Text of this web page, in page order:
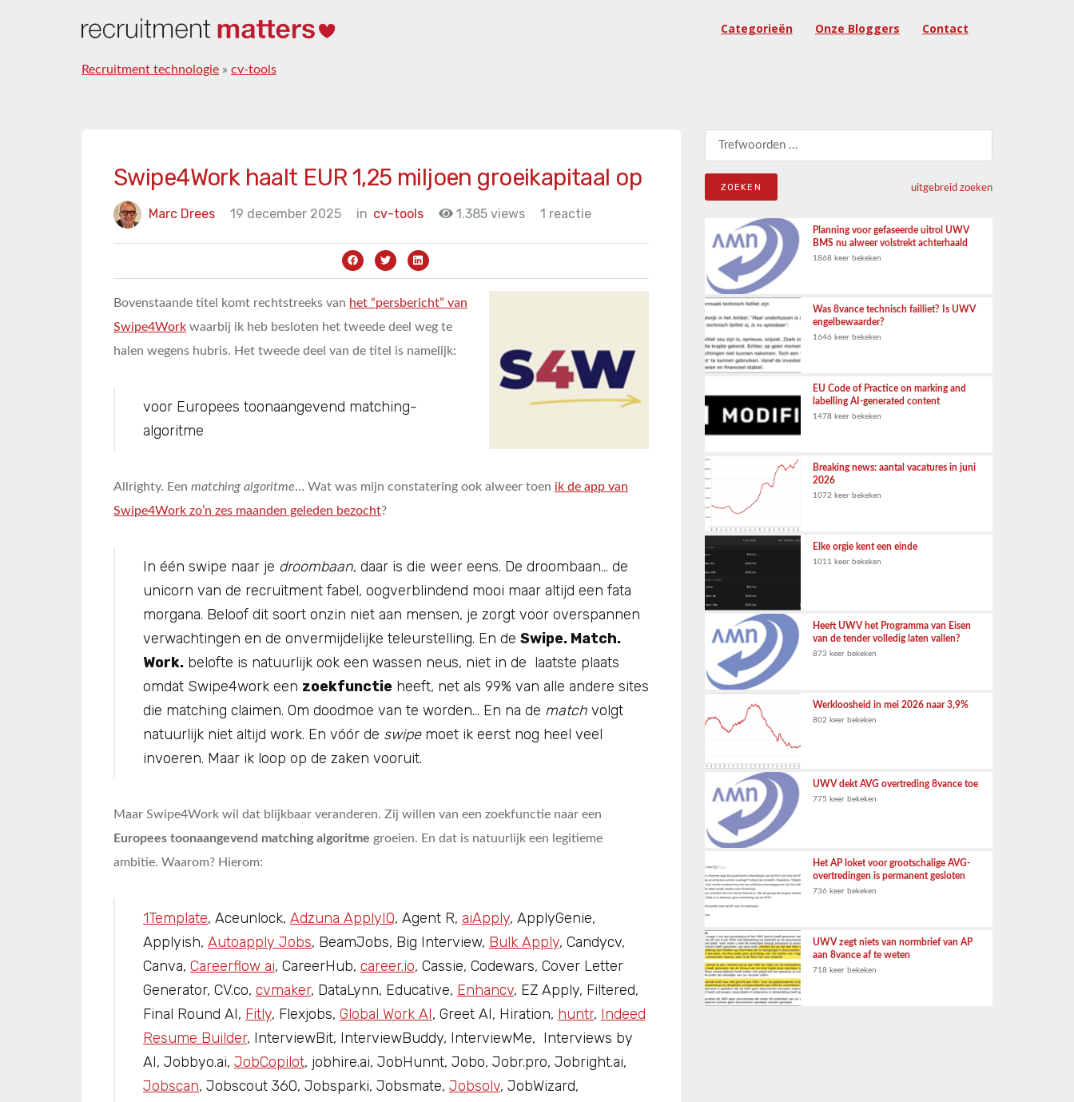
Categorieën Onze Bloggers Contact
Recruitment technologie » cv-tools
Swipe4Work haalt EUR 1,25 miljoen groeikapitaal op
Marc Drees 19 december 2025 in cv-tools 1.385 views 1 reactie
Bovenstaande titel komt rechtstreeks van het “persbericht” van
Swipe4Work waarbij ik heb besloten het tweede deel weg te
halen wegens hubris. Het tweede deel van de titel is namelijk:
voor Europees toonaangevend matching-
algoritme
Allrighty. Een matching algoritme… Wat was mijn constatering ook alweer toen ik de app van
Swipe4Work zo’n zes maanden geleden bezocht?
In één swipe naar je droombaan, daar is die weer eens. De droombaan… de
unicorn van de recruitment fabel, oogverblindend mooi maar altijd een fata
morgana. Beloof dit soort onzin niet aan mensen, je zorgt voor overspannen
verwachtingen en de onvermijdelijke teleurstelling. En de Swipe. Match.
Work. belofte is natuurlijk ook een wassen neus, niet in de laatste plaats
omdat Swipe4work een zoekfunctie heeft, net als 99% van alle andere sites
die matching claimen. Om doodmoe van te worden… En na de match volgt
natuurlijk niet altijd work. En vóór de swipemoet ik eerst nog heel veel
invoeren. Maar ik loop op de zaken vooruit.
Maar Swipe4Work wil dat blijkbaar veranderen. Zij willen van een zoekfunctie naar een
Europees toonaangevend matching algoritme groeien. En dat is natuurlijk een legitieme
ambitie. Waarom? Hierom:
1Template, Aceunlock, Adzuna ApplyIQ, Agent R, aiApply, ApplyGenie,
Applyish, Autoapply Jobs, BeamJobs, Big Interview, Bulk Apply, Candycv,
Canva, Careerflow ai, CareerHub, career.io, Cassie, Codewars, Cover Letter
Generator, CV.co, cvmaker, DataLynn, Educative, Enhancv, EZ Apply, Filtered,
Final Round AI, Fitly, Flexjobs, Global Work AI, Greet AI, Hiration, huntr, Indeed
Resume Builder, InterviewBit, InterviewBuddy, InterviewMe, Interviews by
AI, Jobbyo.ai, JobCopilot, jobhire.ai, JobHunnt, Jobo, Jobr.pro, Jobright.ai,
Jobscan, Jobscout 360, Jobsparki, Jobsmate, Jobsolv, JobWizard,
Zoeken naar:
uitgebreid zoeken
Planning voor gefaseerde uitrol UWV
BMS nu alweer volstrekt achterhaald
1868 keer bekeken
Was 8vance technisch failliet? Is UWV
engelbewaarder?
1646 keer bekeken
EU Code of Practice on marking and
labelling AI-generated content
1478 keer bekeken
Breaking news: aantal vacatures in juni
2026
1072 keer bekeken
Elke orgie kent een einde
1011 keer bekeken
Heeft UWV het Programma van Eisen
van de tender volledig laten vallen?
873 keer bekeken
Werkloosheid in mei 2026 naar 3,9%
802 keer bekeken
UWV dekt AVG overtreding 8vance toe
775 keer bekeken
Het AP loket voor grootschalige AVG-
overtredingen is permanent gesloten
736 keer bekeken
UWV zegt niets van normbrief van AP
aan 8vance af te weten
718 keer bekeken